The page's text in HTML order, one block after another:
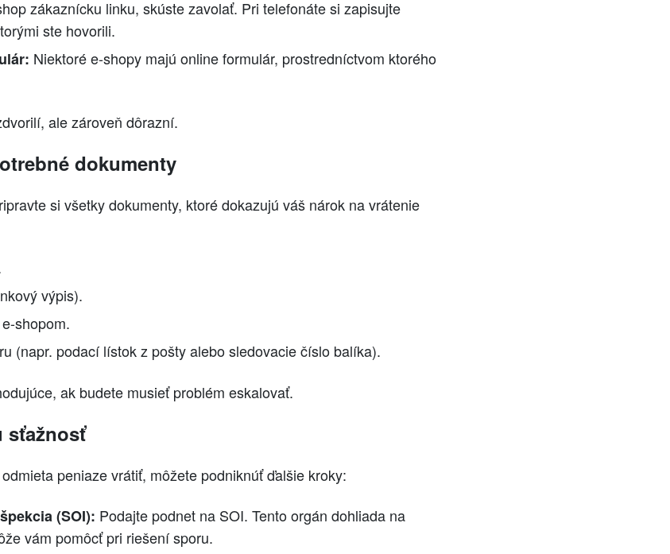
zákaznícku linku, skúste zavolať. Pri telefonáte si zapisujte
ste hovorili.
Niektoré e-shopy majú online formulár, prostredníctvom ktorého
ale zároveň dôrazní.
dokumenty
si všetky dokumenty, ktoré dokazujú váš nárok na vrátenie
výpis).
shopom.
(napr. podací lístok z pošty alebo sledovacie číslo balíka).
ak budete musieť problém eskalovať.
sťažnosť
peniaze vrátiť, môžete podniknúť ďalšie kroky:
(SOI): Podajte podnet na SOI. Tento orgán dohliada na
vám pomôcť pri riešení sporu.